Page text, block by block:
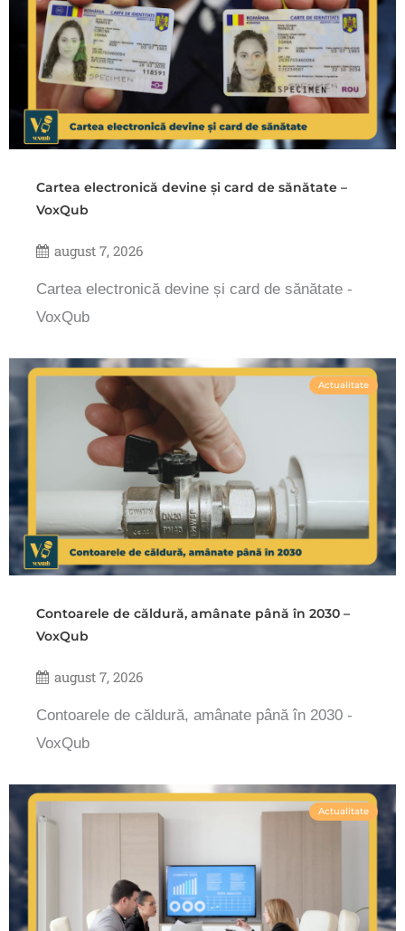
Cartea electronică devine și card de sănătate –
VoxQub
august 7, 2026
Cartea electronică devine și card de sănătate -
VoxQub
Actualitate
Contoarele de căldură, amânate până în 2030 –
VoxQub
august 7, 2026
Contoarele de căldură, amânate până în 2030 -
VoxQub
Actualitate